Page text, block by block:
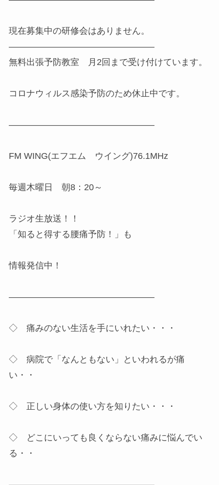
現在募集中の研修会はありません。
————————————————–
無料出張予防教室 月2回まで受け付けています。
コロナウィルス感染予防のため休止中です。
————————————————–
FM WING(エフエム ウイング)76.1MHz
毎週木曜日 朝8：20～
ラジオ生放送！！
「知ると得する腰痛予防！」も
情報発信中！
————————————————–
◇ 痛みのない生活を手にいれたい・・・
◇ 病院で「なんともない」といわれるが痛
い・・
◇ 正しい身体の使い方を知りたい・・・
◇ どこにいっても良くならない痛みに悩んでい
る・・